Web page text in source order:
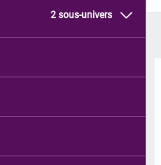
2 sous-univers